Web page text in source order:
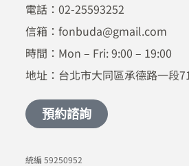
電話：02-25593252
信箱：fonbuda@gmail.com
時間：Mon – Fri: 9:00 – 19:00
地址：台北市大同區承德路一段
預約諮詢
統編 59250952